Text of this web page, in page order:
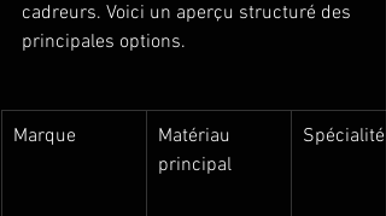
cadreurs. Voici un aperçu structuré des
principales options.
Marque
Matériau
principal
Spécialité